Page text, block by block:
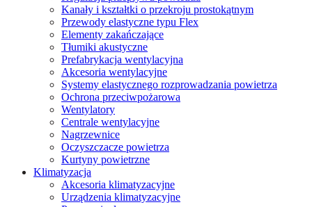
Kanały i kształtki o przekroju prostokątnym
Przewody elastyczne typu Flex
Elementy zakańczające
Tłumiki akustyczne
Prefabrykacja wentylacyjna
Akcesoria wentylacyjne
Systemy elastycznego rozprowadzania powietrza
Ochrona przeciwpożarowa
Wentylatory
Centrale wentylacyjne
Nagrzewnice
Oczyszczacze powietrza
Kurtyny powietrzne
Klimatyzacja
Akcesoria klimatyzacyjne
Urządzenia klimatyzacyjne